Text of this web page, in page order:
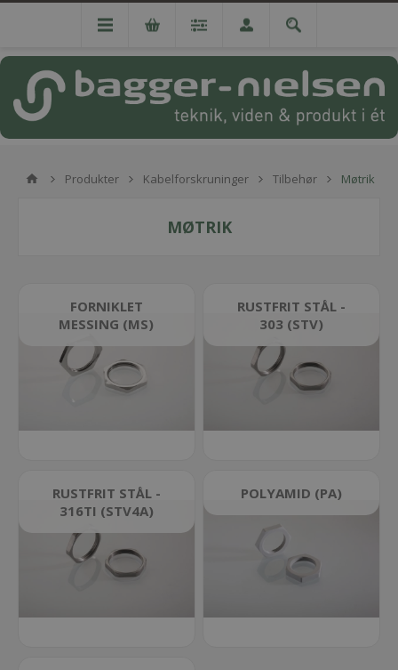
Produkter Kabelforskruninger Tilbehør Møtrik
MØTRIK
FORNIKLET
MESSING (MS)
RUSTFRIT STÅL -
303 (STV)
RUSTFRIT STÅL -
316TI (STV4A)
POLYAMID (PA)